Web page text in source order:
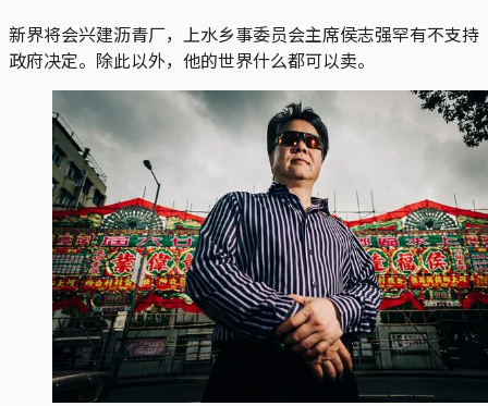
新界将会兴建沥青厂，上水乡事委员会主席侯志强罕有不支持
政府决定。除此以外，他的世界什么都可以卖。